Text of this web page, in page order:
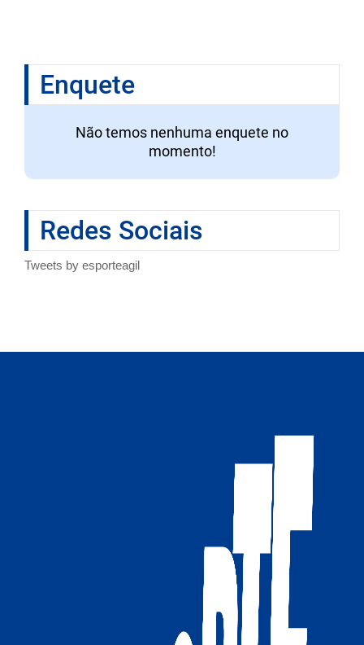
Enquete
Não temos nenhuma enquete no
momento!
Redes Sociais
Tweets by esporteagil